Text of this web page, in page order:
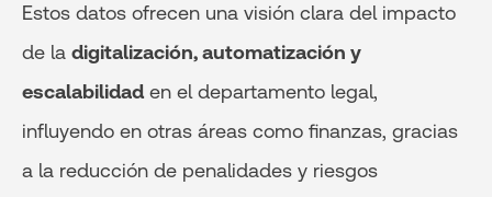
Estos datos ofrecen una visión clara del impacto
de la digitalización, automatización y
escalabilidad en el departamento legal,
influyendo en otras áreas como finanzas, gracias
a la reducción de penalidades y riesgos